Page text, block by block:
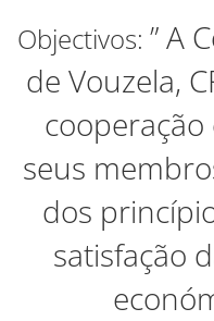
Objectivos: ” A
de Vouzela,
seus
dos
satisfação